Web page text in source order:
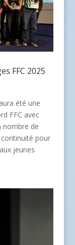
FFC 2025
été une
FFC avec
nombre de
pour
jeunes